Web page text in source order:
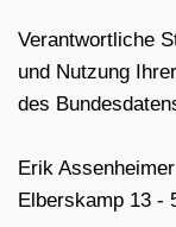
Verantwortliche
und Nutzung
des
Erik
Elberskamp 13 -